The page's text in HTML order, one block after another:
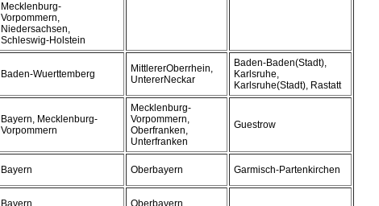
Mecklenburg-
Vorpommern,
Niedersachsen,
Schleswig-Holstein
Baden-Wuerttemberg
MittlererOberrhein,
UntererNeckar
Baden-Baden(Stadt),
Karlsruhe,
Karlsruhe(Stadt), Rastatt
Bayern, Mecklenburg-
Vorpommern
Mecklenburg-
Vorpommern,
Oberfranken,
Unterfranken
Guestrow
Bayern Oberbayern Garmisch-Partenkirchen
Bayern Oberbayern